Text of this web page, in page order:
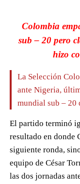
Colombia
sub – 20 pero
hizo
La Selección
ante Nigeria,
mundial sub – 20
El partido terminó
resultado en donde
siguiente ronda,
equipo de César
las dos jornadas